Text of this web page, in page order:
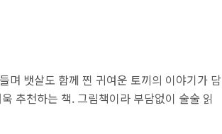
며 뱃살도 함께 찐 귀여운 토끼의 이야기가 담
추천하는 책. 그림책이라 부담없이 술술 읽